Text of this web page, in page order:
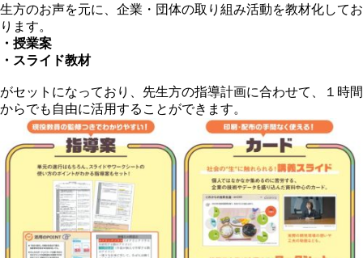
生方のお声を元に、企業・団体の取り組み活動を教材化してお
ります。
・授業案
・スライド教材
がセットになっており、先生方の指導計画に合わせて、１時間
からでも自由に活用することができます。